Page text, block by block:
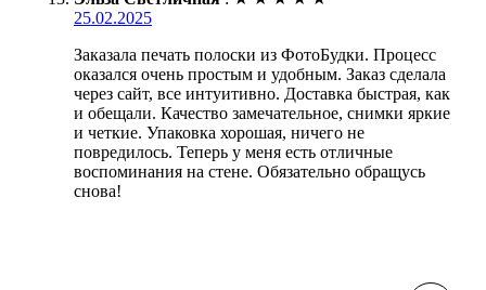
25.02.2025
Заказала печать полоски из ФотоБудки. Процесс
оказался очень простым и удобным. Заказ сделала
через сайт, все интуитивно. Доставка быстрая, как
и обещали. Качество замечательное, снимки яркие
и четкие. Упаковка хорошая, ничего не
повредилось. Теперь у меня есть отличные
воспоминания на стене. Обязательно обращусь
снова!